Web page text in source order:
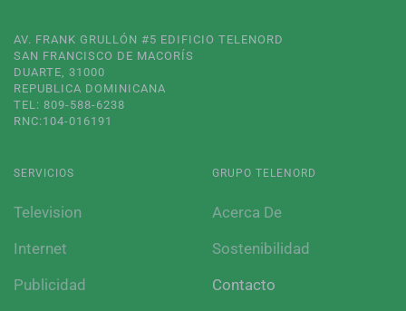
AV. FRANK GRULLÓN #5 EDIFICIO TELENORD
SAN FRANCISCO DE MACORÍS
DUARTE, 31000
REPUBLICA DOMINICANA
TEL: 809-588-6238
RNC:104-016191
SERVICIOS
Television
Internet
Publicidad
GRUPO TELENORD
Acerca De
Sostenibilidad
Contacto